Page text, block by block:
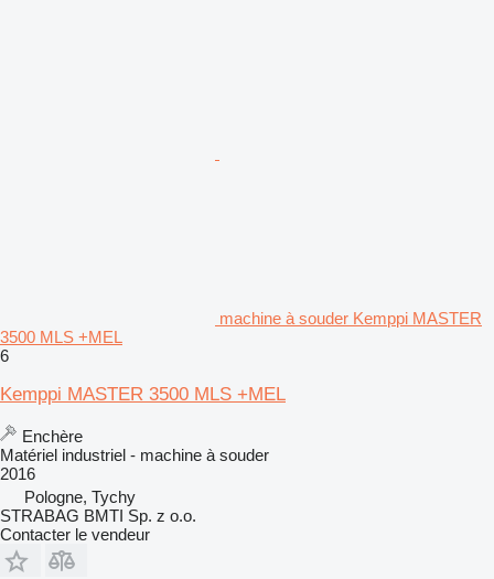
machine à souder Kemppi MASTER
3500 MLS +MEL
6
Kemppi MASTER 3500 MLS +MEL
Enchère
Matériel industriel - machine à souder
2016
Pologne, Tychy
STRABAG BMTI Sp. z o.o.
Contacter le vendeur